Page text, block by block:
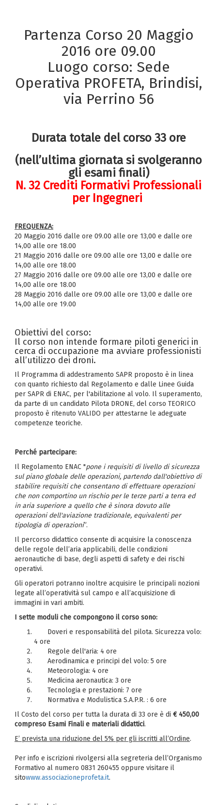
Partenza Corso 20 Maggio
2016 ore 09.00
Luogo corso: Sede
Operativa PROFETA, Brindisi,
via Perrino 56
Durata totale del corso 33 ore
(nell’ultima giornata si svolgeranno
gli esami finali)
N. 32 Crediti Formativi Professionali
per Ingegneri
FREQUENZA:
20 Maggio 2016 dalle ore 09.00 alle ore 13,00 e dalle ore
14,00 alle ore 18.00
21 Maggio 2016 dalle ore 09.00 alle ore 13,00 e dalle ore
14,00 alle ore 18.00
27 Maggio 2016 dalle ore 09.00 alle ore 13,00 e dalle ore
14,00 alle ore 18.00
28 Maggio 2016 dalle ore 09.00 alle ore 13,00 e dalle ore
14,00 alle ore 19.00
Obiettivi del corso:
Il corso non intende formare piloti generici in
cerca di occupazione ma avviare professionisti
all’utilizzo dei droni.
Il Programma di addestramento SAPR proposto è in linea
con quanto richiesto dal Regolamento e dalle Linee Guida
per SAPR di ENAC, per l'abilitazione al volo. Il superamento,
da parte di un candidato Pilota DRONE, del corso TEORICO
proposto è ritenuto VALIDO per attestarne le adeguate
competenze teoriche.
Perché partecipare:
Il Regolamento ENAC "pone i requisiti di livello di sicurezza
sul piano globale delle operazioni, partendo dall'obiettivo di
stabilire requisiti che consentano di effettuare operazioni
che non comportino un rischio per le terze parti a terra ed
in aria superiore a quello che è sinora dovuto alle
operazioni dell'aviazione tradizionale, equivalenti per
tipologia di operazioni”.
Il percorso didattico consente di acquisire la conoscenza
delle regole dell’aria applicabili, delle condizioni
aeronautiche di base, degli aspetti di safety e dei rischi
operativi.
Gli operatori potranno inoltre acquisire le principali nozioni
legate all’operatività sul campo e all’acquisizione di
immagini in vari ambiti.
I sette moduli che compongono il corso sono:
Doveri e responsabilità del pilota. Sicurezza volo:
4 ore
Regole dell'aria: 4 ore
Aerodinamica e principi del volo: 5 ore
Meteorologia: 4 ore
Medicina aeronautica: 3 ore
Tecnologia e prestazioni: 7 ore
Normativa e Modulistica S.A.P.R. : 6 ore
Il Costo del corso per tutta la durata di 33 ore è di € 450,00
compreso Esami Finali e materiali didattici.
E’ prevista una riduzione del 5% per gli iscritti all’Ordine.
Per info e iscrizioni rivolgersi alla segreteria dell’Organismo
Formativo al numero 0831 260455 oppure visitare il
sitowww.associazioneprofeta.it.